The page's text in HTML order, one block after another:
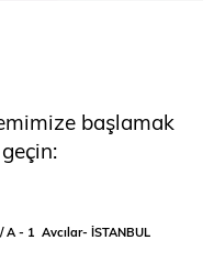
başlamak
- 1 Avcılar- İSTANBUL